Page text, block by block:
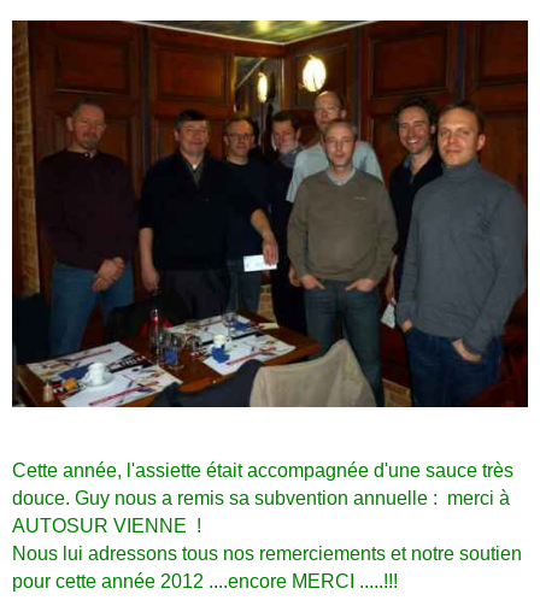
Cette année, l'assiette était accompagnée d'une sauce très
douce. Guy nous a remis sa subvention annuelle : merci à
AUTOSUR VIENNE !
Nous lui adressons tous nos remerciements et notre soutien
pour cette année 2012 ....encore MERCI .....!!!